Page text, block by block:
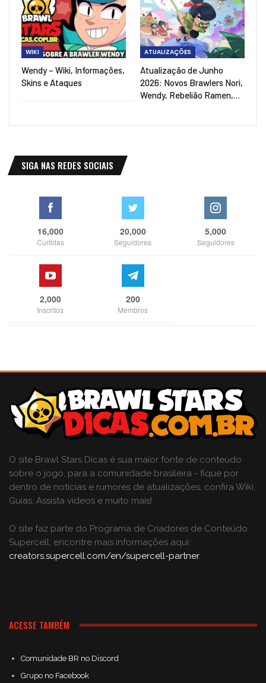
WIKI
Wendy – Wiki, Informações,
Skins e Ataques
ATUALIZAÇÕES
Atualização de Junho
2026: Novos Brawlers Nori,
Wendy, Rebelião Ramen,…
SIGA NAS REDES SOCIAIS
16,000
Curtidas
20,000
Seguidores
5,000
Seguidores
2,000
Inscritos
200
Membros
O site Brawl Stars Dicas é sua maior fonte de conteúdo
sobre o jogo, para a comunidade brasileira - fique por
dentro de notícias e rumores de atualizações, confira Wiki,
Guias, Assista vídeos e muito mais!
O site faz parte do Programa de Criadores de Conteúdo
Supercell; encontre mais informações aqui:
creators.supercell.com/en/supercell-partner.
ACESSE TAMBÉM
Comunidade BR no Discord
Grupo no Facebook